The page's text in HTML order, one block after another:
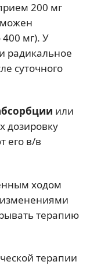
200 мг
мг). У
радикальное
суточного
или
дозировку
его в/в
ходом
терапию
терапии